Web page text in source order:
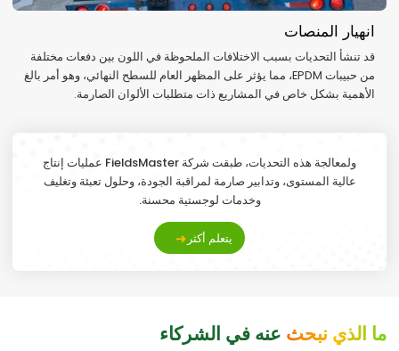
انهيار المنصات
قد تنشأ التحديات بسبب الاختلافات الملحوظة في اللون بين دفعات مختلفة
من حبيبات EPDM، مما يؤثر على المظهر العام للسطح النهائي، وهو أمر بالغ
الأهمية بشكل خاص في المشاريع ذات متطلبات الألوان الصارمة.
ولمعالجة هذه التحديات،
طبقت شركة FieldsMaster عمليات إنتاج
عالية المستوى، وتدابير صارمة لمراقبة الجودة، وحلول تعبئة وتغليف
وخدمات لوجستية محسنة.
يتعلم أكثر
ما الذي نبحث عنه في الشركاء